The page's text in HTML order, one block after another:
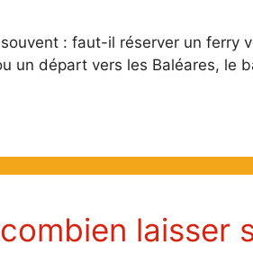
: faut-il réserver un ferry
un départ vers les Baléares, le
laisser